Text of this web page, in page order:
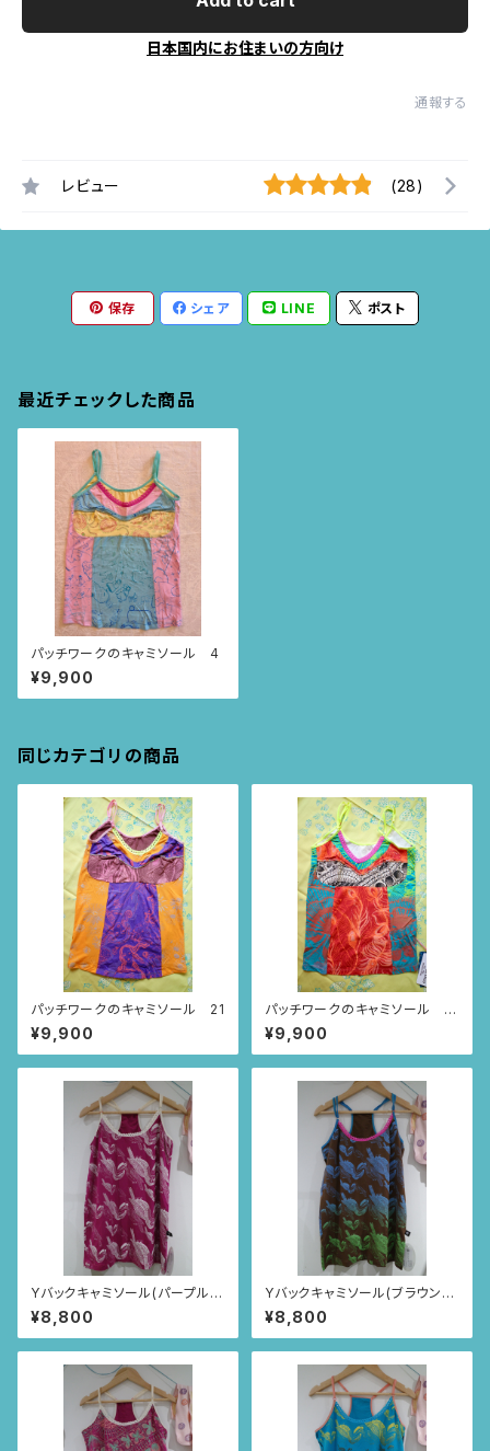
日本国内にお住まいの方向け
通報する
レビュー (28)
保存 シェア LINE ポスト
最近チェックした商品
パッチワークのキャミソール 4
¥9,900
同じカテゴリの商品
パッチワークのキャミソール 21
¥9,900
パッチワークのキャミソール 2
0
¥9,900
Yバックキャミソール(パープル/
トゥカン柄)
¥8,800
Yバックキャミソール(ブラウン/ト
ゥカン柄)
¥8,800